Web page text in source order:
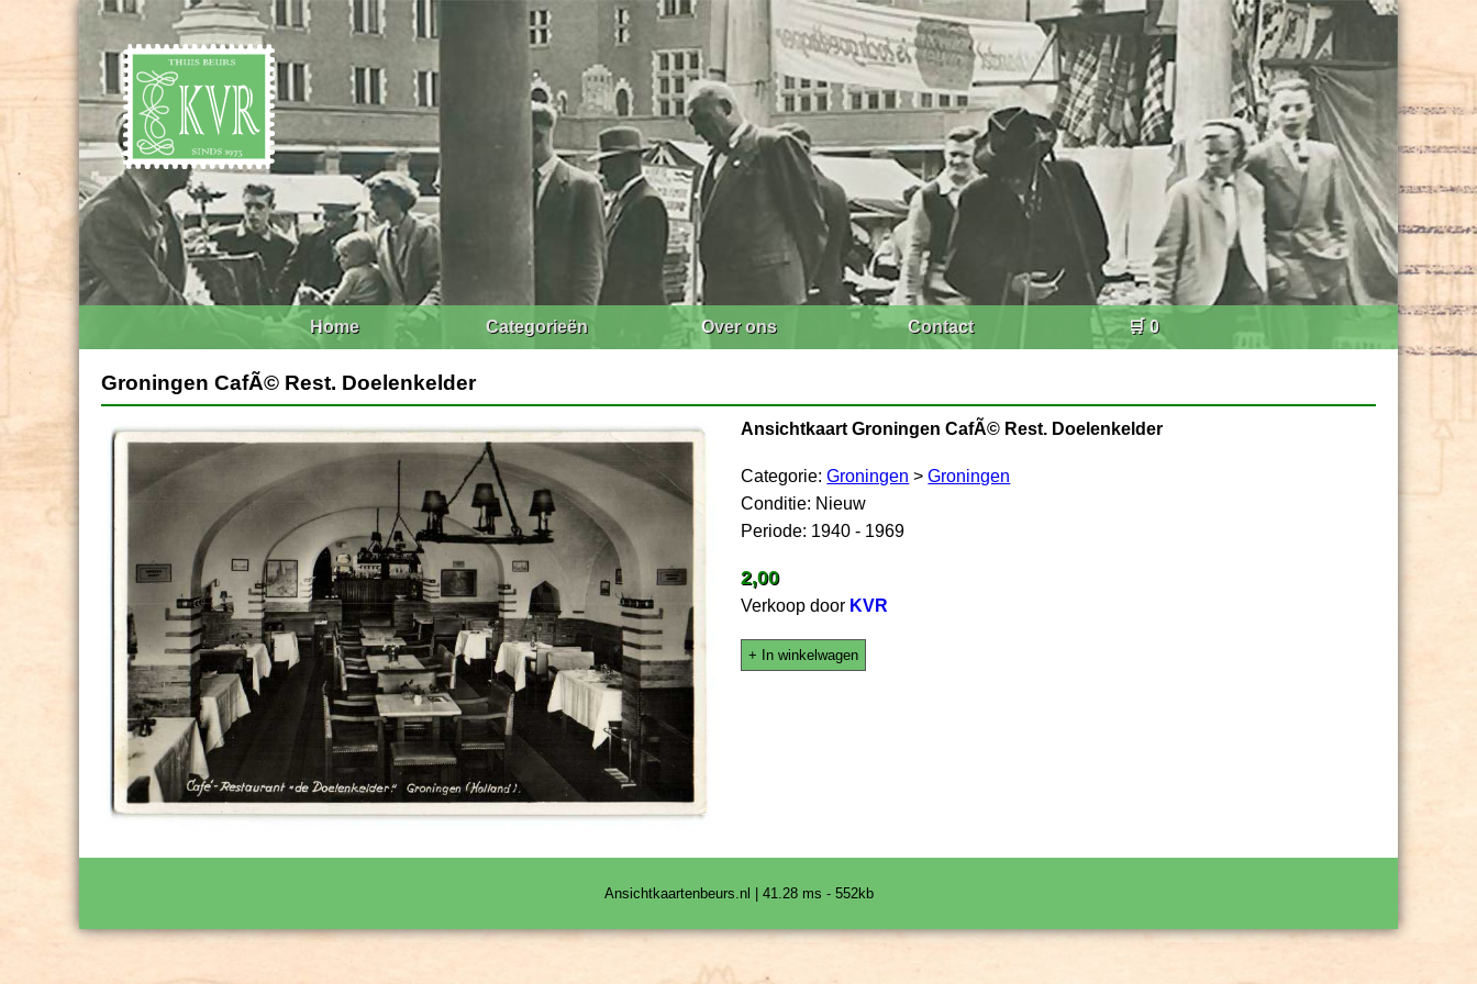
Home Categorieën Over ons Contact 🛒 0
Groningen CafÃ© Rest. Doelenkelder
Ansichtkaart Groningen CafÃ© Rest. Doelenkelder
Categorie:Groningen >Groningen
Conditie: Nieuw
Periode: 1940 - 1969
2,00
Verkoop door KVR
+ In winkelwagen
Ansichtkaartenbeurs.nl | 41.28 ms - 552kb